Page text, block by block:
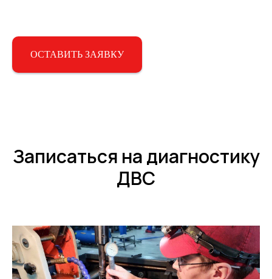
ОСТАВИТЬ ЗАЯВКУ
Записаться на диагностику
ДВС